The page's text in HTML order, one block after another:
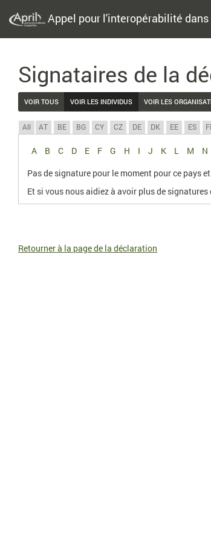
Appel pour l'interopérabilité
Signataires de la
VOIR TOUS VOIR LES INDIVIDUS VOIR LES
All AT BE BG CY CZ DE DK EE ES FI
A B C D E F G H I J K L M N
Pas de signature pour le moment pour ce pays
Et si vous nous aidiez à avoir plus de signatures
Retourner à la page de la déclaration